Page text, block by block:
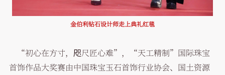
金伯利钻石设计师走上典礼红毯
“初心在方寸，咫尺匠心难”，“天工精制”国际珠宝
首饰作品大奖赛由中国珠宝玉石首饰行业协会、国土资源